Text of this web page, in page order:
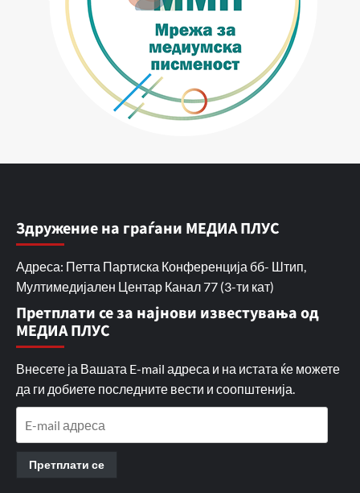
Здружение на граѓани МЕДИА ПЛУС
Адреса: Петта Партиска Конференција бб- Штип,
Мултимедијален Центар Канал 77 (3-ти кат)
Претплати се за најнови известувања од
МЕДИА ПЛУС
Внесете ја Вашата E-mail адреса и на истата ќе можете
да ги добиете последните вести и соопштенија.
Претплати се